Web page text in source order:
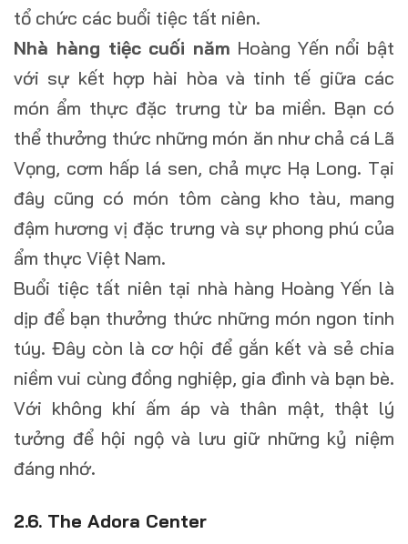
tổ chức các buổi tiệc tất niên.
Nhà hàng tiệc cuối năm Hoàng Yến nổi bật
với sự kết hợp hài hòa và tinh tế giữa các
món ẩm thực đặc trưng từ ba miền. Bạn có
thể thưởng thức những món ăn như chả cá Lã
Vọng, cơm hấp lá sen, chả mực Hạ Long. Tại
đây cũng có món tôm càng kho tàu, mang
đậm hương vị đặc trưng và sự phong phú của
ẩm thực Việt Nam.
Buổi tiệc tất niên tại nhà hàng Hoàng Yến là
dịp để bạn thưởng thức những món ngon tinh
túy. Đây còn là cơ hội để gắn kết và sẻ chia
niềm vui cùng đồng nghiệp, gia đình và bạn bè.
Với không khí ấm áp và thân mật, thật lý
tưởng để hội ngộ và lưu giữ những kỷ niệm
đáng nhớ.
2.6. The Adora Center